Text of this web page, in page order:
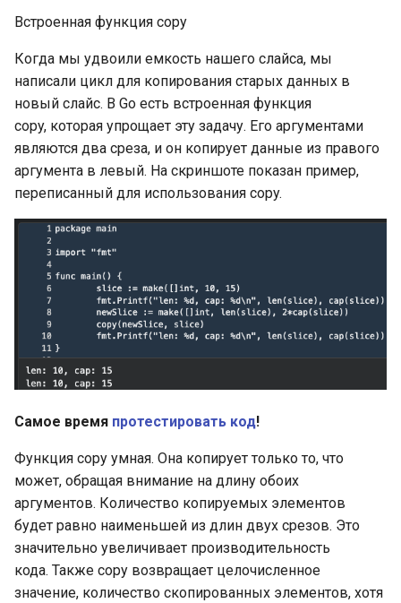
Пакет flag в Go: FlagSet для
реализации субкоманд
Встроенная функция copy
Когда мы удвоили емкость нашего слайса, мы
написали цикл для копирования старых данных в
новый слайс. В Go есть встроенная функция
copy, которая упрощает эту задачу. Его аргументами
являются два среза, и он копирует данные из правого
аргумента в левый. На скриншоте показан пример,
переписанный для использования copy.
Самое время протестировать код!
Функция copy умная. Она копирует только то, что
может, обращая внимание на длину обоих
аргументов. Количество копируемых элементов
будет равно наименьшей из длин двух срезов. Это
значительно увеличивает производительность
кода. Также copy возвращает целочисленное
значение, количество скопированных элементов, хотя